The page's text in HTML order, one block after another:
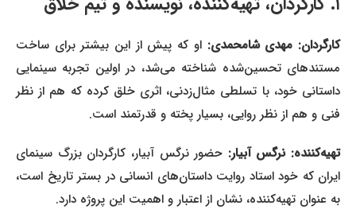
کارگردان: مهدی شامحمدی:او که پیش از این بیشتر برای ساخت
مستندهای تحسین‌شده شناخته می‌شد، در اولین تجربه سینمایی
داستانی خود، با تسلطی مثال‌زدنی، اثری خلق کرده که هم از نظر
فنی و هم از نظر روایی، بسیار پخته و قدرتمند است.
تهیه‌کننده: نرگس آبیار:حضور نرگس آبیار، کارگردان بزرگ سینمای
ایران که خود استاد روایت داستان‌های انسانی در بستر تاریخ است،
به عنوان تهیه‌کننده، نشان از اعتبار و اهمیت این پروژه دارد.